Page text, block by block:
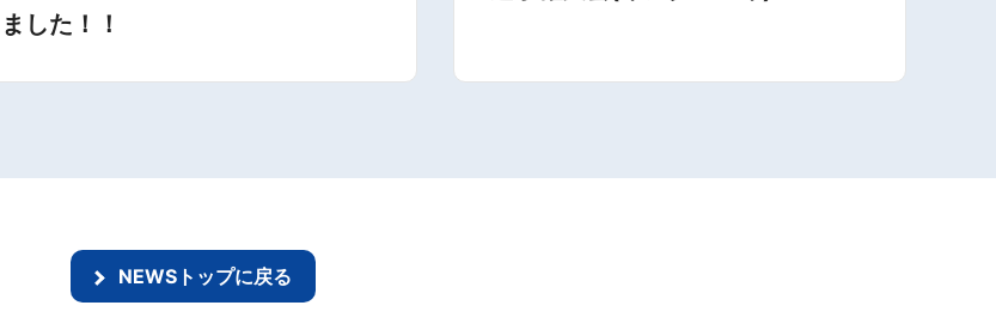
ました！！
NEWSトップに戻る